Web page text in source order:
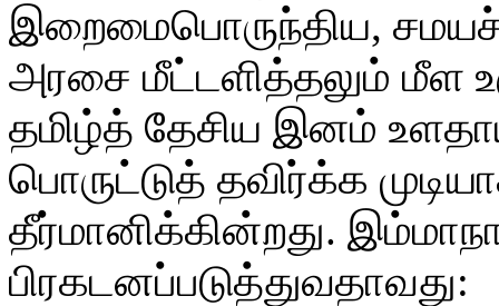
இறைமைபொருந்திய,
அரசை மீட்டளித்தலும் மீள
தமிழ்த் தேசிய இனம்
பொருட்டுத் தவிர்க்க
தீர்மானிக்கின்றது.
பிரகடனப்படுத்துவதாவது: